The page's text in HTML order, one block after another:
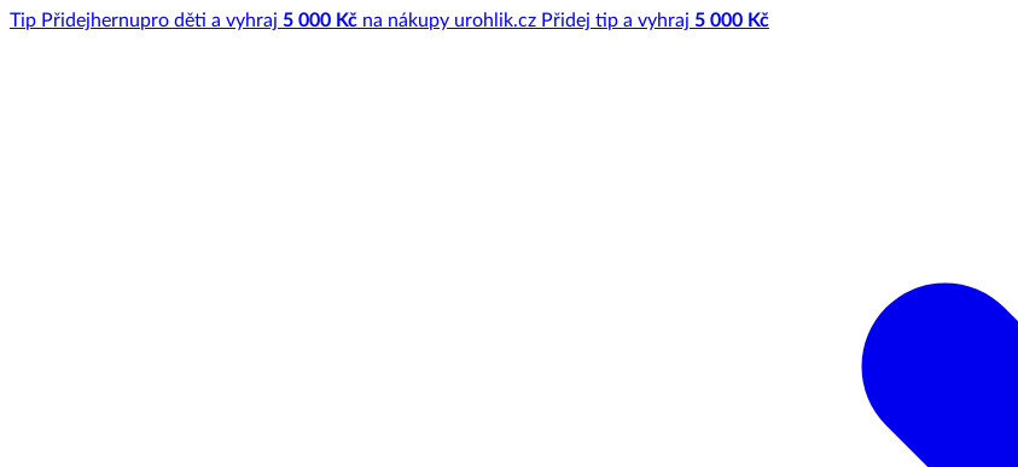
Tip Přidejhernupro děti a vyhraj 5 000 Kč na nákupy urohlik.cz Přidej tip a vyhraj 5 000 Kč